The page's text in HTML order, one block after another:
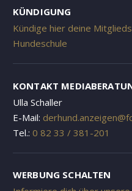
KÜNDIGUNG
Kündige hier deine
Hundeschule
KONTAKT
Ulla Schaller
E-Mail:
Tel.: 0 82 33 / 381-201
WERBUNG SCHALTEN